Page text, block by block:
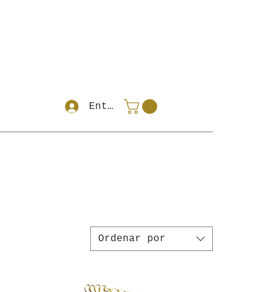
Entrar
Ordenar por